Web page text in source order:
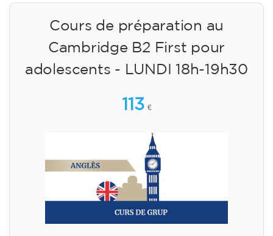
Cours de préparation au
Cambridge B2 First pour
adolescents - LUNDI 18h-19h30
113 €